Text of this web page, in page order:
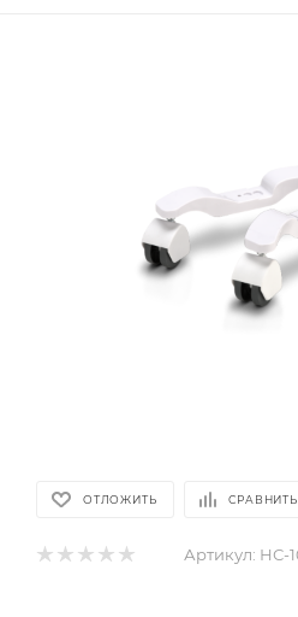
ОТЛОЖИТЬ СРАВНИТЬ
Артикул: НС-